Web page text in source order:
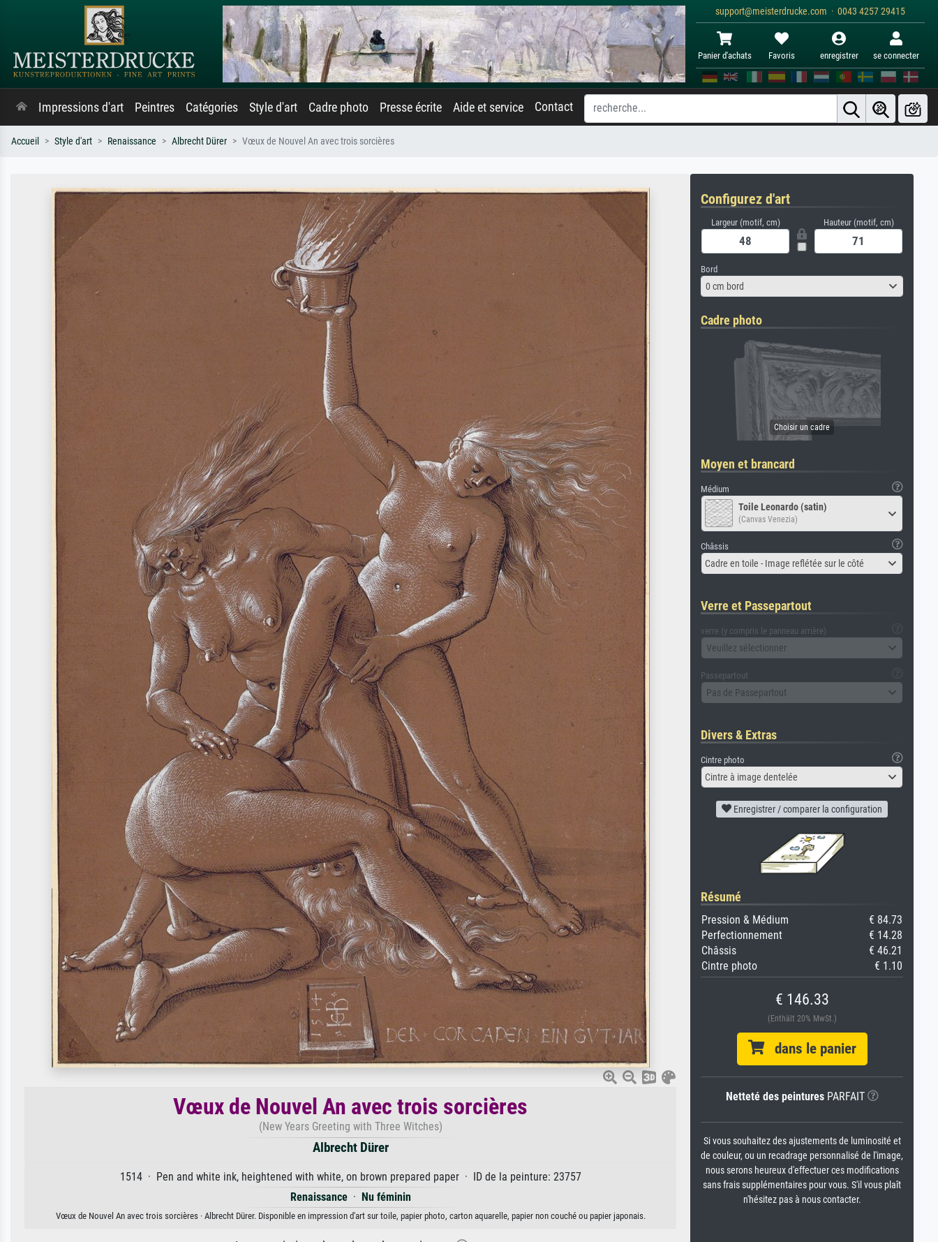
support@meisterdrucke.com · 0043 4257 29415
Panier d'achats Favoris enregistrer se connecter
Impressions d'art Peintres Catégories Style d'art Cadre photo Presse écrite Aide et service Contact
Accueil Style d'art Renaissance Albrecht Dürer Vœux de Nouvel An avec trois sorcières
Vœux de Nouvel An avec trois sorcières
(New Years Greeting with Three Witches)
Albrecht Dürer
1514 · Pen and white ink, heightened with white, on brown prepared paper · ID de la peinture: 23757
Renaissance· Nu féminin
Vœux de Nouvel An avec trois sorcières · Albrecht Dürer. Disponible en impression d'art sur toile, papier photo, carton aquarelle, papier non couché ou papier japonais.
Configurez d'art
Largeur (motif, cm) Hauteur (motif, cm)
Bord
0 cm bord
Cadre photo
Moyen et brancard
Médium
Toile Leonardo (satin)
(Canvas Venezia)
Châssis
Cadre en toile - Image reflétée sur le côté
Verre et Passepartout
verre (y compris le panneau arrière)
Veuillez sélectionner
Passepartout
Pas de Passepartout
Divers & Extras
Cintre photo
Cintre à image dentelée
Enregistrer / comparer la configuration
Résumé
Pression & Médium
€ 84.73
Perfectionnement
€ 14.28
Châssis
€ 46.21
Cintre photo
€ 1.10
€ 146.33
(Enthält 20% MwSt.)
dans le panier
Netteté des peinturesPARFAIT
Si vous souhaitez des ajustements de luminosité et
de couleur, ou un recadrage personnalisé de l'image,
nous serons heureux d'effectuer ces modifications
sans frais supplémentaires pour vous. S'il vous plaît
n'hésitez pas à nous contacter.